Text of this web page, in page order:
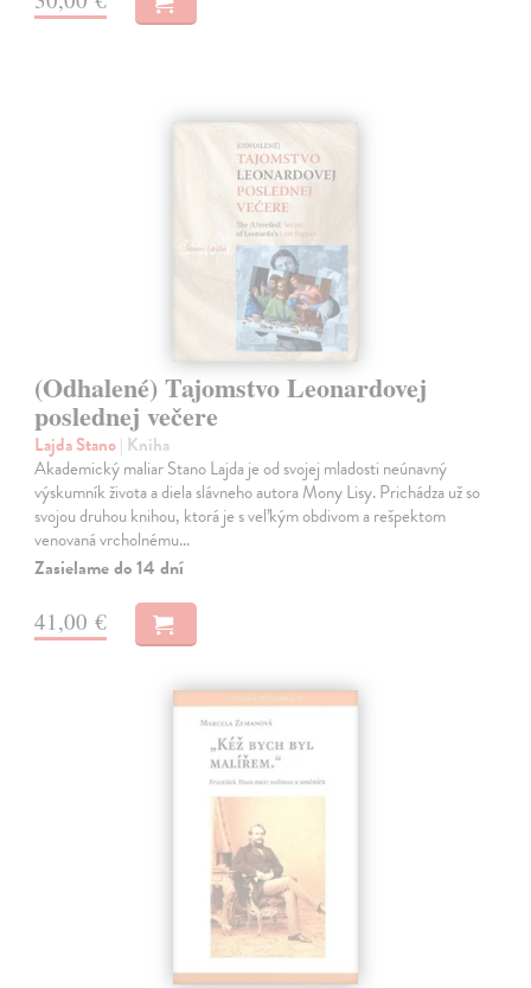
(Odhalené) Tajomstvo Leonardovej
poslednej večere
Lajda Stano| Kniha
Akademický maliar Stano Lajda je od svojej mladosti neúnavný
výskumník života a diela slávneho autora Mony Lisy. Prichádza už so
svojou druhou knihou, ktorá je s veľkým obdivom a rešpektom
venovaná vrcholnému…
Zasielame do 14 dní
41,00 €